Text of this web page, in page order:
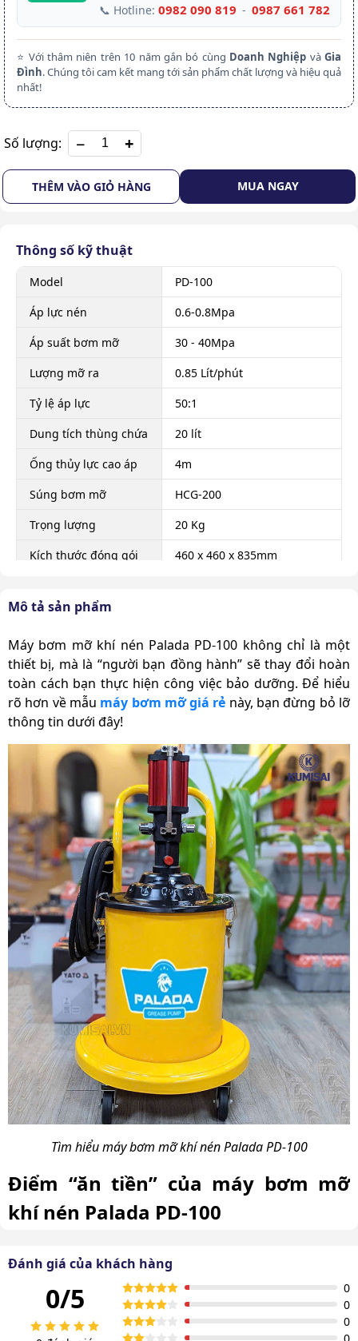
📞 Hotline: 0982 090 819 - 0987 661 782
⭐ Với thâm niên trên 10 năm gắn bó cùng Doanh Nghiệp vàGia
Đình. Chúng tôi cam kết mang tới sản phẩm chất lượng và hiệu quả
nhất!
Số lượng: +
THÊM VÀO GIỎ HÀNG MUA NGAY
Mô tả sản phẩm
Máy bơm mỡ khí nén Palada PD-100 không chỉ là một
thiết bị, mà là “người bạn đồng hành” sẽ thay đổi hoàn
toàn cách bạn thực hiện công việc bảo dưỡng. Để hiểu
rõ hơn về mẫu máy bơm mỡ giá rẻ này, bạn đừng bỏ lỡ
thông tin dưới đây!
Tìm hiểu máy bơm mỡ khí nén Palada PD-100
Điểm “ăn tiền” của máy bơm mỡ
khí nén Palada PD-100
điểm nổi bật, biến nó thành khoản đầu tư thông minh:
1. Hoạt động bằng khí nén – an toàn, không
tốn điện
Thông số kỹ thuật
Model
PD-100
Áp lực nén
0.6-0.8Mpa
Áp suất bơm mỡ
30 - 40Mpa
Lượng mỡ ra
0.85 Lít/phút
Tỷ lệ áp lực
50:1
Dung tích thùng chứa
20 lít
Ống thủy lực cao áp
4m
Súng bơm mỡ
HCG-200
Trọng lượng
20 Kg
Kích thước đóng gói
460 x 460 x 835mm
Đánh giá của khách hàng
0/5
0
0
0
0